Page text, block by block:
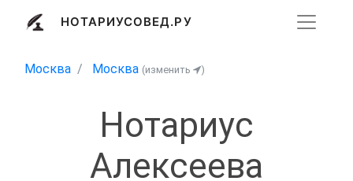
НОТАРИУСОВЕД.РУ
Москва Москва (изменить )
Нотариус
Алексеева